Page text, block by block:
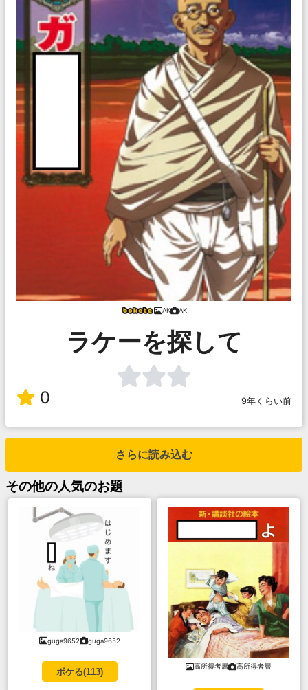
AK AK
ラケーを探して
0 9年くらい前
さらに読み込む
その他の人気のお題
guga9652 guga9652
ボケる(113)
高所得者層 高所得者層